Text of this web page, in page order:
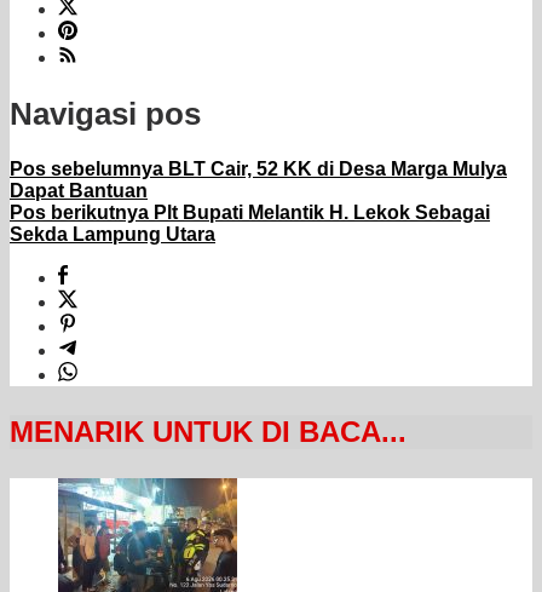
Navigasi pos
Pos sebelumnya BLT Cair, 52 KK di Desa Marga Mulya
Dapat Bantuan
Pos berikutnya Plt Bupati Melantik H. Lekok Sebagai
Sekda Lampung Utara
MENARIK UNTUK DI BACA...